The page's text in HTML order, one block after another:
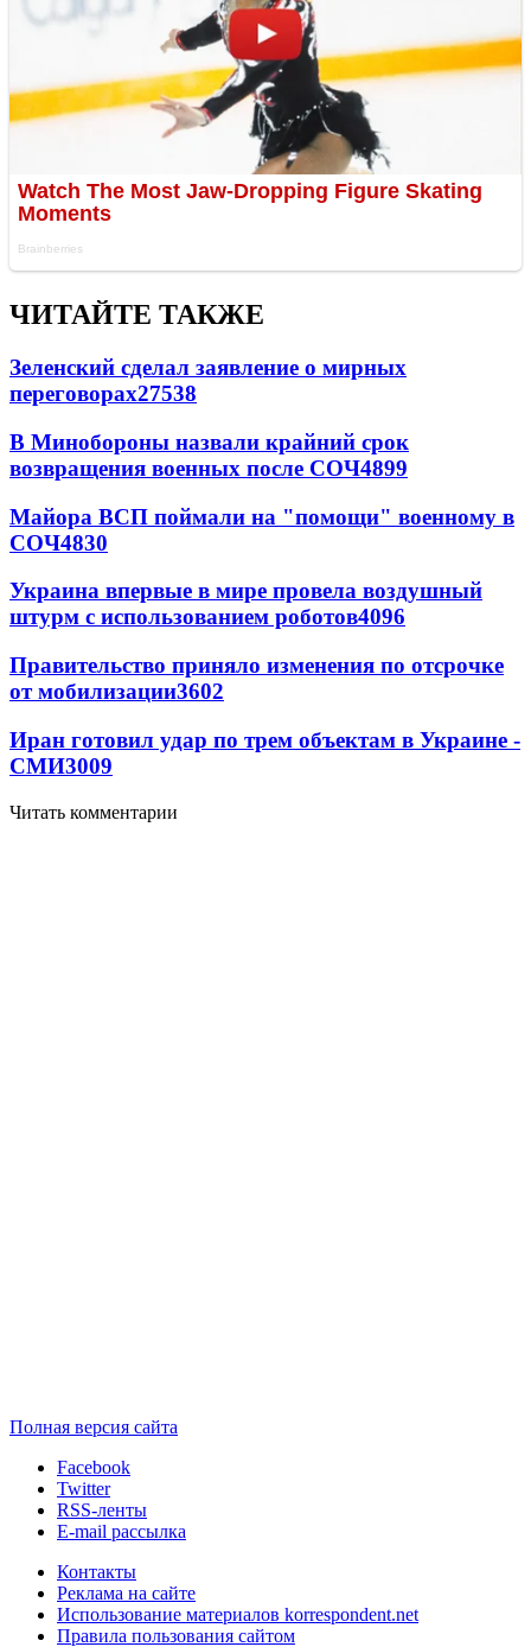
ЧИТАЙТЕ ТАКЖЕ
Зеленский сделал заявление о мирных
переговорах27538
В Минобороны назвали крайний срок
возвращения военных после СОЧ4899
Майора ВСП поймали на "помощи" военному в
СОЧ4830
Украина впервые в мире провела воздушный
штурм с использованием роботов4096
Правительство приняло изменения по отсрочке
от мобилизации3602
Иран готовил удар по трем объектам в Украине -
СМИ3009
Читать комментарии
Полная версия сайта
Facebook
Twitter
RSS-ленты
E-mail рассылка
Контакты
Реклама на сайте
Использование материалов korrespondent.net
Правила пользования сайтом